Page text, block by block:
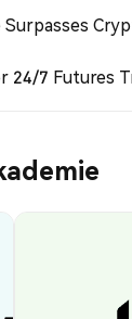
24/7 Futures